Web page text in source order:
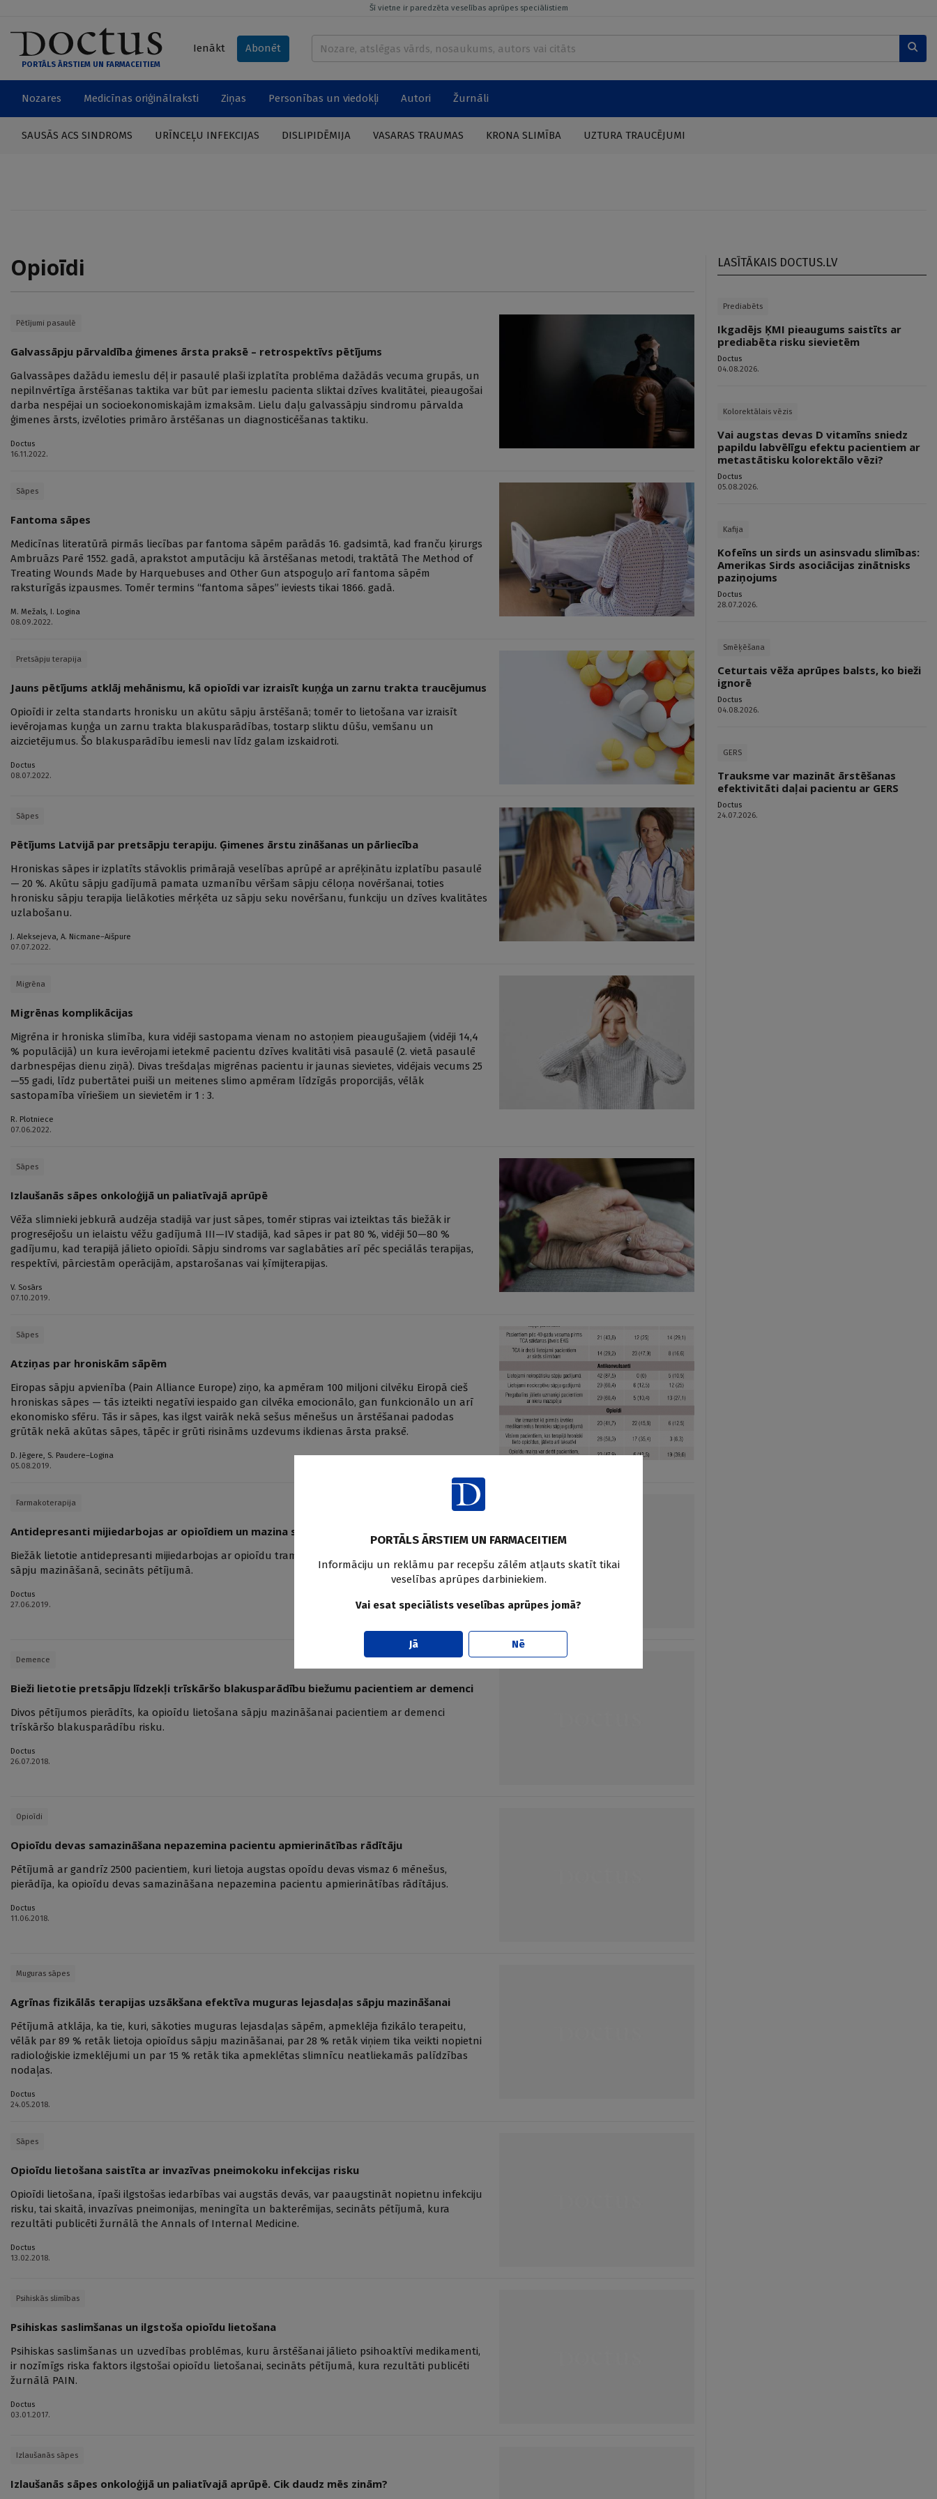
Šī vietne ir paredzēta veselības aprūpes speciālistiem
PORTĀLS ĀRSTIEM UN FARMACEITIEM
Ienākt Abonēt
Nozares Medicīnas oriģinālraksti Ziņas Personības un viedokļi Autori Žurnāli
SAUSĀS ACS SINDROMS URĪNCEĻU INFEKCIJAS DISLIPIDĒMIJA VASARAS TRAUMAS KRONA SLIMĪBA UZTURA TRAUCĒJUMI
Opioīdi
Pētījumi pasaulē
Galvassāpju pārvaldība ģimenes ārsta praksē – retrospektīvs pētījums
Galvassāpes dažādu iemeslu dēļ ir pasaulē plaši izplatīta problēma dažādās vecuma grupās, un
nepilnvērtīga ārstēšanas taktika var būt par iemeslu pacienta sliktai dzīves kvalitātei, pieaugošai
darba nespējai un socioekonomiskajām izmaksām. Lielu daļu galvassāpju sindromu pārvalda
ģimenes ārsts, izvēloties primāro ārstēšanas un diagnosticēšanas taktiku.
Doctus
16.11.2022.
Sāpes
Fantoma sāpes
Medicīnas literatūrā pirmās liecības par fantoma sāpēm parādās 16. gadsimtā, kad franču ķirurgs
Ambruāzs Parē 1552. gadā, aprakstot amputāciju kā ārstēšanas metodi, traktātā The Method of
Treating Wounds Made by Harquebuses and Other Gun atspoguļo arī fantoma sāpēm
raksturīgās izpausmes. Tomēr termins “fantoma sāpes” ieviests tikai 1866. gadā.
M. Mežals, I. Logina
08.09.2022.
Pretsāpju terapija
Jauns pētījums atklāj mehānismu, kā opioīdi var izraisīt kuņģa un zarnu trakta traucējumus
Opioīdi ir zelta standarts hronisku un akūtu sāpju ārstēšanā; tomēr to lietošana var izraisīt
ievērojamas kuņģa un zarnu trakta blakusparādības, tostarp sliktu dūšu, vemšanu un
aizcietējumus. Šo blakusparādību iemesli nav līdz galam izskaidroti.
Doctus
08.07.2022.
Sāpes
Pētījums Latvijā par pretsāpju terapiju. Ģimenes ārstu zināšanas un pārliecība
Hroniskas sāpes ir izplatīts stāvoklis primārajā veselības aprūpē ar aprēķinātu izplatību pasaulē
— 20 %. Akūtu sāpju gadījumā pamata uzmanību vēršam sāpju cēloņa novēršanai, toties
hronisku sāpju terapija lielākoties mērķēta uz sāpju seku novēršanu, funkciju un dzīves kvalitātes
uzlabošanu.
J. Aleksejeva, A. Nicmane–Aišpure
07.07.2022.
Migrēna
Migrēnas komplikācijas
Migrēna ir hroniska slimība, kura vidēji sastopama vienam no astoņiem pieaugušajiem (vidēji 14,4
% populācijā) un kura ievērojami ietekmē pacientu dzīves kvalitāti visā pasaulē (2. vietā pasaulē
darbnespējas dienu ziņā). Divas trešdaļas migrēnas pacientu ir jaunas sievietes, vidējais vecums 25
—55 gadi, līdz pubertātei puiši un meitenes slimo apmēram līdzīgās proporcijās, vēlāk
sastopamība vīriešiem un sievietēm ir 1 : 3.
R. Plotniece
07.06.2022.
Sāpes
Izlaušanās sāpes onkoloģijā un paliatīvajā aprūpē
Vēža slimnieki jebkurā audzēja stadijā var just sāpes, tomēr stipras vai izteiktas tās biežāk ir
progresējošu un ielaistu vēžu gadījumā III—IV stadijā, kad sāpes ir pat 80 %, vidēji 50—80 %
gadījumu, kad terapijā jālieto opioīdi. Sāpju sindroms var saglabāties arī pēc speciālās terapijas,
respektīvi, pārciestām operācijām, apstarošanas vai ķīmijterapijas.
V. Sosārs
07.10.2019.
Sāpes
Atziņas par hroniskām sāpēm
Eiropas sāpju apvienība (Pain Alliance Europe) ziņo, ka apmēram 100 miljoni cilvēku Eiropā cieš
hroniskas sāpes — tās izteikti negatīvi iespaido gan cilvēka emocionālo, gan funkcionālo un arī
ekonomisko sfēru. Tās ir sāpes, kas ilgst vairāk nekā sešus mēnešus un ārstēšanai padodas
grūtāk nekā akūtas sāpes, tāpēc ir grūti risināms uzdevums ikdienas ārsta praksē.
D. Jēgere, S. Paudere–Logina
05.08.2019.
Farmakoterapija
Antidepresanti mijiedarbojas ar opioīdiem un mazina sāpju atvieglošanu
Biežāk lietotie antidepresanti mijiedarbojas ar opioīdu tramadolu un padara to mazāk efektīvu
sāpju mazināšanā, secināts pētījumā.
Doctus
27.06.2019.
Demence
Bieži lietotie pretsāpju līdzekļi trīskāršo blakusparādību biežumu pacientiem ar demenci
Divos pētījumos pierādīts, ka opioīdu lietošana sāpju mazināšanai pacientiem ar demenci
trīskāršo blakusparādību risku.
Doctus
26.07.2018.
Opioīdi
Opioīdu devas samazināšana nepazemina pacientu apmierinātības rādītāju
Pētījumā ar gandrīz 2500 pacientiem, kuri lietoja augstas opoīdu devas vismaz 6 mēnešus,
pierādīja, ka opioīdu devas samazināšana nepazemina pacientu apmierinātības rādītājus.
Doctus
11.06.2018.
Muguras sāpes
Agrīnas fizikālās terapijas uzsākšana efektīva muguras lejasdaļas sāpju mazināšanai
Pētījumā atklāja, ka tie, kuri, sākoties muguras lejasdaļas sāpēm, apmeklēja fizikālo terapeitu,
vēlāk par 89 % retāk lietoja opioīdus sāpju mazināšanai, par 28 % retāk viņiem tika veikti nopietni
radioloģiskie izmeklējumi un par 15 % retāk tika apmeklētas slimnīcu neatliekamās palīdzības
nodaļas.
Doctus
24.05.2018.
Sāpes
Opioīdu lietošana saistīta ar invazīvas pneimokoku infekcijas risku
Opioīdi lietošana, īpaši ilgstošas iedarbības vai augstās devās, var paaugstināt nopietnu infekciju
risku, tai skaitā, invazīvas pneimonijas, meningīta un bakterēmijas, secināts pētījumā, kura
rezultāti publicēti žurnālā the Annals of Internal Medicine.
Doctus
13.02.2018.
Psihiskās slimības
Psihiskas saslimšanas un ilgstoša opioīdu lietošana
Psihiskas saslimšanas un uzvedības problēmas, kuru ārstēšanai jālieto psihoaktīvi medikamenti,
ir nozīmīgs riska faktors ilgstošai opioīdu lietošanai, secināts pētījumā, kura rezultāti publicēti
žurnālā PAIN.
Doctus
03.01.2017.
Izlaušanās sāpes
Izlaušanās sāpes onkoloģijā un paliatīvajā aprūpē. Cik daudz mēs zinām?
LASĪTĀKAIS DOCTUS.LV
Prediabēts
Ikgadējs ĶMI pieaugums saistīts ar
prediabēta risku sievietēm
Doctus
04.08.2026.
Kolorektālais vēzis
Vai augstas devas D vitamīns sniedz
papildu labvēlīgu efektu pacientiem ar
metastātisku kolorektālo vēzi?
Doctus
05.08.2026.
Kafija
Kofeīns un sirds un asinsvadu slimības:
Amerikas Sirds asociācijas zinātnisks
paziņojums
Doctus
28.07.2026.
Smēķēšana
Ceturtais vēža aprūpes balsts, ko bieži
ignorē
Doctus
04.08.2026.
GERS
Trauksme var mazināt ārstēšanas
efektivitāti daļai pacientu ar GERS
Doctus
24.07.2026.
PORTĀLS ĀRSTIEM UN FARMACEITIEM
Informāciju un reklāmu par recepšu zālēm atļauts skatīt tikai
veselības aprūpes darbiniekiem.
Vai esat speciālists veselības aprūpes jomā?
Jā Nē